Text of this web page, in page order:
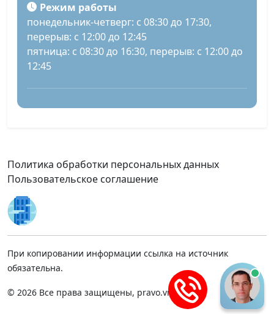
Режим работы
понедельник-четверг: с 08:30 до 17:30,
перерыв: с 12:00 до 12:45
пятница: с 08:30 до 16:30, перерыв: с 12:00 до
12:45
Политика обработки персональных данных
Пользовательское соглашение
При копировании информации ссылка на источник
обязательна.
© 2026 Все права защищены, pravo.vnmsk.ru.